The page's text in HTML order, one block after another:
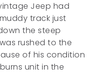
Jeep had
track just
the steep
rushed to the
of his condition
unit in the